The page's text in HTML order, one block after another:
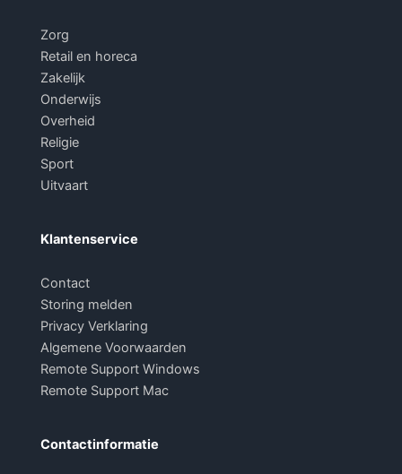
Zorg
Retail en horeca
Zakelijk
Onderwijs
Overheid
Religie
Sport
Uitvaart
Klantenservice
Contact
Storing melden
Privacy Verklaring
Algemene Voorwaarden
Remote Support Windows
Remote Support Mac
Contactinformatie